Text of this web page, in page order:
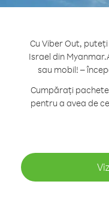
Cu Viber Out,
Israel din Myanmar.
sau mobil! –
Cumpărați
pentru a avea de